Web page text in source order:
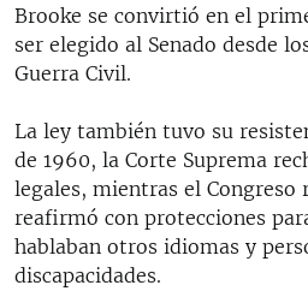
Brooke se convirtió en el
ser elegido al Senado desde
Guerra Civil.
La ley también tuvo su
de 1960, la Corte Suprema
legales, mientras el Congreso
reafirmó con protecciones
hablaban otros idiomas y
discapacidades.